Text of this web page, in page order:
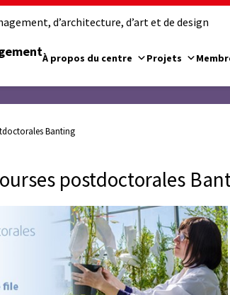
d’architecture, d’art et de design
À propos du centre Projets
Banting
postdoctorales